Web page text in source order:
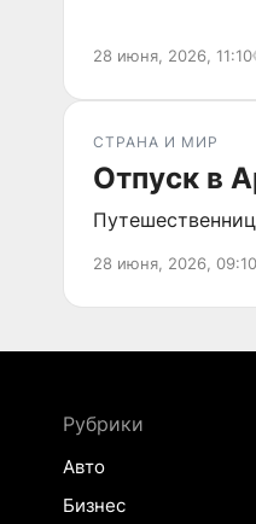
28 июня, 2026, 11:10
СТРАНА И МИР
Отпуск в
28 июня, 2026, 09:10
Рубрики
Авто
Бизнес